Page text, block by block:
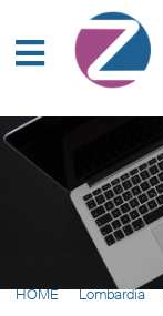
HOME Lombardia